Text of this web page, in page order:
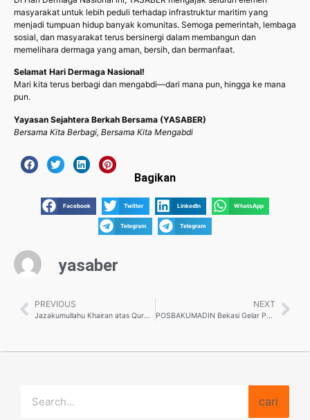
masyarakat untuk lebih peduli terhadap infrastruktur maritim yang
menjadi tumpuan hidup banyak komunitas. Semoga pemerintah, lembaga
sosial, dan masyarakat terus bersinergi dalam membangun dan
memelihara dermaga yang aman, bersih, dan bermanfaat.
Selamat Hari Dermaga Nasional!
Mari kita terus berbagi dan mengabdi—dari mana pun, hingga ke mana
pun.
Yayasan Sejahtera Berkah Bersama (YASABER)
Bersama Kita Berbagi, Bersama Kita Mengabdi
Bagikan
Facebook Twitter LinkedIn WhatsApp
Telegram Telegram
yasaber
PREVIOUS
Jazakumullahu Khairan atas Qurban Terbaik Anda
NEXT
POSBAKUMADIN Bekasi Gelar Penyuluhan Hukum di Lapas Kelas IIA Bekasi
cari